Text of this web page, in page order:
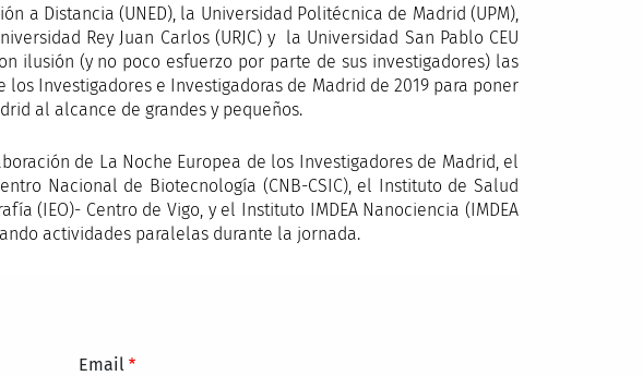
a Distancia (UNED), la Universidad Politécnica de Madrid (UPM),
Rey Juan Carlos (URJC) y la Universidad San Pablo CEU
ilusión (y no poco esfuerzo por parte de sus investigadores) las
Investigadores e Investigadoras de Madrid de 2019 para poner
al alcance de grandes y pequeños.
de La Noche Europea de los Investigadores de Madrid, el
Nacional de Biotecnología (CNB-CSIC), el Instituto de Salud
(IEO)- Centro de Vigo, y el Instituto IMDEA Nanociencia (IMDEA
actividades paralelas durante la jornada.
Email